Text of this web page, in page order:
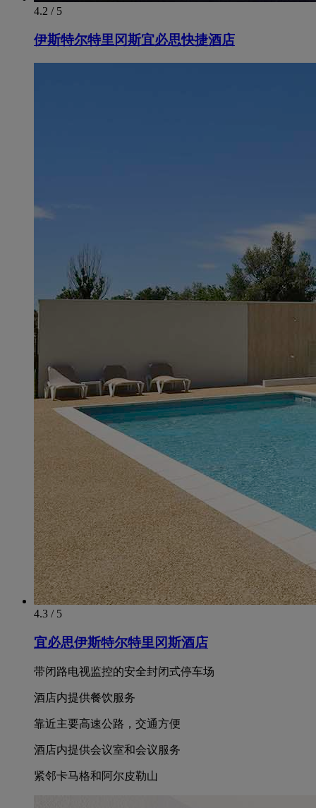
4.2 / 5
伊斯特尔特里冈斯宜必思快捷酒店
4.3 / 5
宜必思伊斯特尔特里冈斯酒店
带闭路电视监控的安全封闭式停车场
酒店内提供餐饮服务
靠近主要高速公路，交通方便
酒店内提供会议室和会议服务
紧邻卡马格和阿尔皮勒山